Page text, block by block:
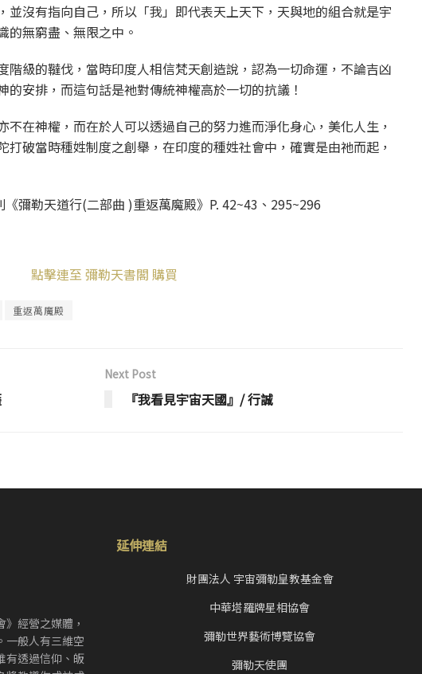
並沒有指向自己，所以「我」即代表天上天下，天與地的組合就是宇
的無窮盡、無限之中。
階級的韃伐，當時印度人相信梵天創造說，認為一切命運，不論吉凶
安排，而這句話是祂對傳統神權高於一切的抗議！
在神權，而在於人可以透過自己的努力進而淨化身心，美化人生，
打破當時種姓制度之創舉，在印度的種姓社會中，確實是由祂而起，
彌勒天道行(二部曲 )重返萬魔殿》P. 42~43、295~296
點擊連至 彌勒天書閣 購買
重返萬魔殿
Next Post
『我看見宇宙天國』/ 行誠
經營之媒體，
一般人有三維空
有透過信仰、皈
延伸連結
財團法人 宇宙彌勒皇教基金會
中華塔羅牌星相協會
彌勒世界藝術博覽協會
彌勒天使團